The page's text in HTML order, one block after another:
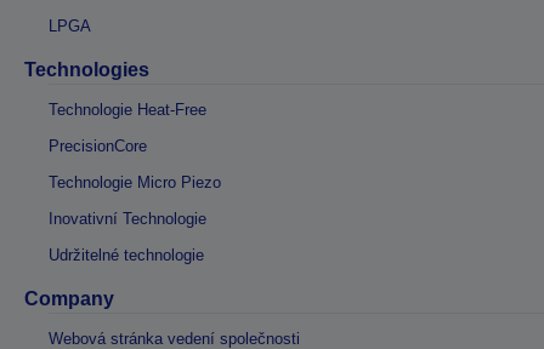
LPGA
Technologies
Technologie Heat-Free
PrecisionCore
Technologie Micro Piezo
Inovativní Technologie
Udržitelné technologie
Company
Webová stránka vedení společnosti